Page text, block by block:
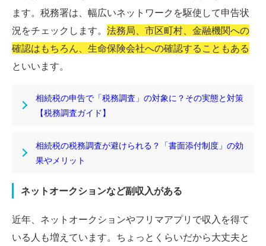
ます。税務署は、幅広いネットワークを駆使して申告状
況をチェックします。 法務局、市区町村、金融機関への
確認はもちろん、生命保険会社への確認することもある
といいます。
相続税の申告で「税務調査」の対象に？その実態と対策
【税務調査ガイド】
相続税の税務調査が避けられる？「書面添付制度」の効
果やメリット
ネットオークションなど副収入がある
近年、ネットオークションやフリマアプリで収入を得て
いる人も増えています。ちょっとくらいだから大丈夫と